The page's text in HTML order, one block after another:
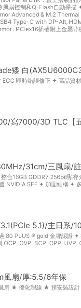
風扇控制和Q-Flash自動掃描
Advanced & M.2
Type-C with DP-Alt,
: PCIex16插槽附上金屬背
矮 白
即時錯誤修正 ✦ 高品質
寫7000/3D TLC【五
31cm/三風扇/
16GB GDDR7 256bit顯存
NVIDIA SFF ✦ 加固結構 ✦
5.1)/主日系/
80 PLUS ® gold 金牌認證
OVP, SCP, OPP, UVP,
風扇/厚:5.5/6年保
扇 ★ 優化理線 ★ 預安裝設